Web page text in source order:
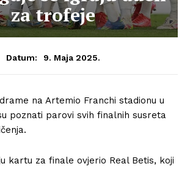
za trofeje
Datum: 9. Maja 2025.
na Artemio Franchi stadionu u
poznati parovi svih finalnih susreta
kartu za finale ovjerio Real Betis, koji